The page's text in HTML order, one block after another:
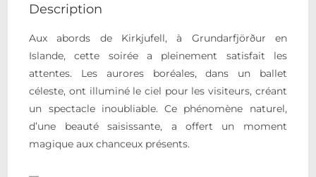
Description
Aux abords de Kirkjufell, à Grundarfjörður en
Islande, cette soirée a pleinement satisfait les
attentes. Les aurores boréales, dans un ballet
céleste, ont illuminé le ciel pour les visiteurs, créant
un spectacle inoubliable. Ce phénomène naturel,
d’une beauté saisissante, a offert un moment
magique aux chanceux présents.